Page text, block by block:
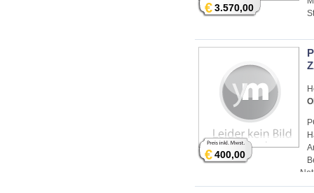
€3.570,00
€400,00